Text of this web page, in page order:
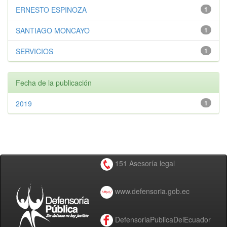
1
ERNESTO ESPINOZA
1
SANTIAGO MONCAYO
1
SERVICIOS
Fecha de la publicación
1
2019
151 Asesoría legal
www.defensoria.gob.ec
DefensoriaPublicaDelEcuador